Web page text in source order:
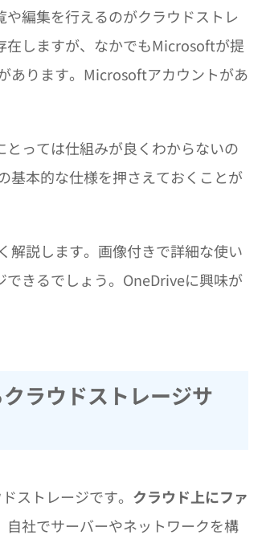
編集を行えるのがクラウドストレ
在しますが、なかでもMicrosoftが提
あります。Microsoftアカウントがあ
っては仕組みが良くわからないの
基本的な仕様を押さえておくことが
解説します。画像付きで詳細な使い
きるでしょう。OneDriveに興味が
ラウドストレージサ
ストレージです。 クラウド上にファ
自社でサーバーやネットワークを構